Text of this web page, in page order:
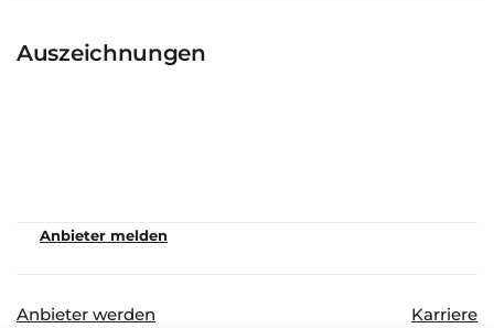
Auszeichnungen
Anbieter melden
Anbieter werden Karriere